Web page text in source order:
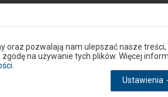
Sprawny Peron lub za
App Store
oraz pozwalają nam ulepszać nasze treści,
na używanie tych plików. Więcej
Ustawienia